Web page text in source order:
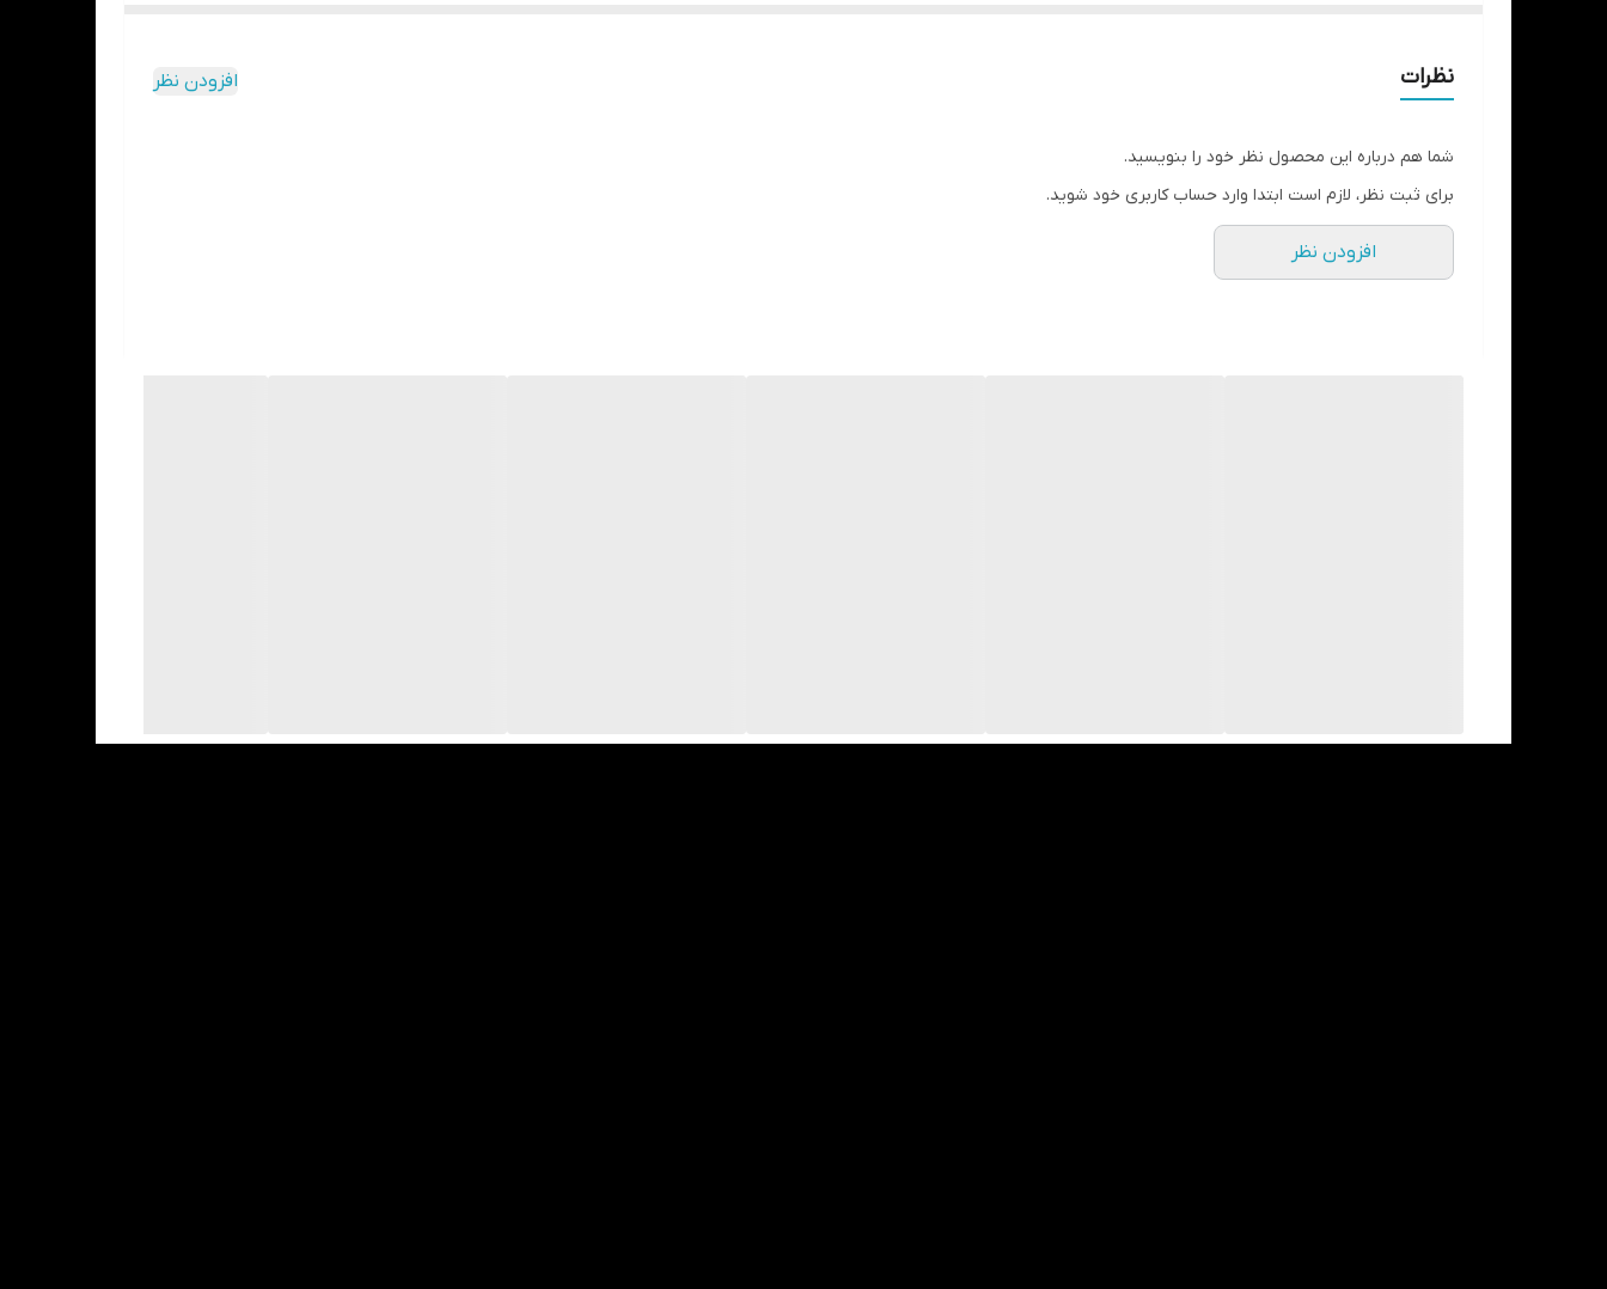
نظرات افزودن نظر
شما هم درباره این محصول نظر خود را بنویسید.
برای ثبت نظر، لازم است ابتدا وارد حساب کاربری خود شوید.
افزودن نظر